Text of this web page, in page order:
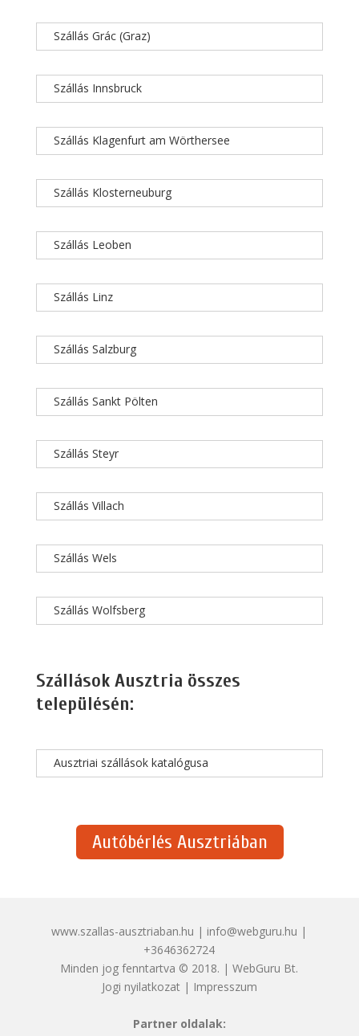
Szállás Grác (Graz)
Szállás Innsbruck
Szállás Klagenfurt am Wörthersee
Szállás Klosterneuburg
Szállás Leoben
Szállás Linz
Szállás Salzburg
Szállás Sankt Pölten
Szállás Steyr
Szállás Villach
Szállás Wels
Szállás Wolfsberg
Szállások Ausztria összes
településén:
Ausztriai szállások katalógusa
Autóbérlés Ausztriában
www.szallas-ausztriaban.hu | info@webguru.hu |
+3646362724
Minden jog fenntartva © 2018. | WebGuru Bt.
Jogi nyilatkozat| Impresszum
Partner oldalak: